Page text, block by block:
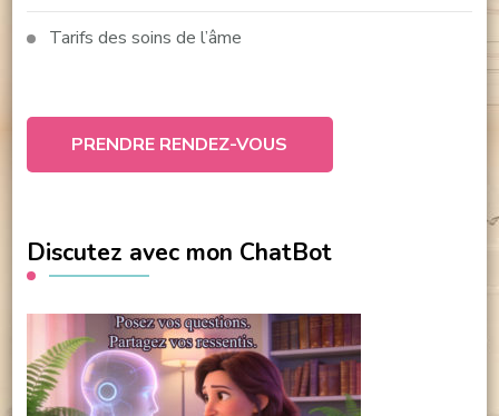
Tarifs des soins de l’âme
PRENDRE RENDEZ-VOUS
Discutez avec mon ChatBot